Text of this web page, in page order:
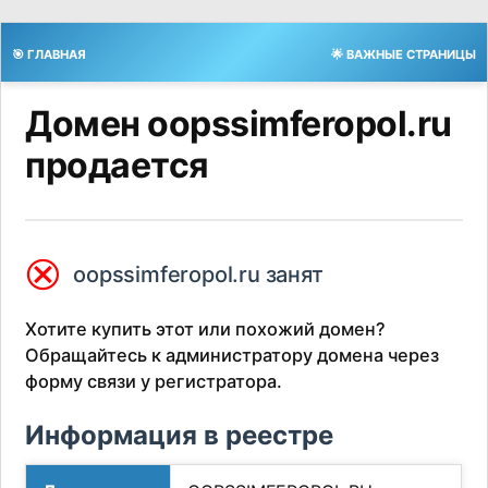
🎯 ГЛАВНАЯ 🌟 ВАЖНЫЕ СТРАНИЦЫ
Домен oopssimferopol.ru
продается
⮿ oopssimferopol.ru занят
Хотите купить этот или похожий домен?
Обращайтесь к администратору домена через
форму связи у регистратора.
Информация в реестре